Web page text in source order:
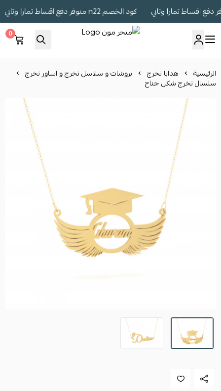
كود الخصم n22 متوفر دفع اقساط تمارا وتابي
0
الرئيسية هدايا تخرج بروشات و سلاسل تخرج و اساور تخرج
سلسال تخرج شكل جناح